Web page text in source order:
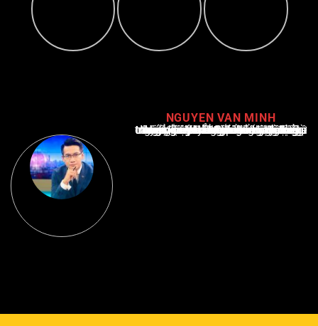
NGUYEN VAN MINH
Nguyễn Văn Minh là một trong những chuyên gia hàng đầu về báo cáo tin tức thể thao tại Việt Nam, với hơn 10 năm hoạt động trong ngành. Ông có kiến thức sâu rộng và kinh nghiệm đáng kể trong việc phân tích và báo cáo về các sự kiện thể thao hàng đầu. Sự hiểu biết sâu sắc của ông về ngành này đã giúp ông xây dựng uy tín và danh tiếng trong cộng đồng báo chí thể thao.